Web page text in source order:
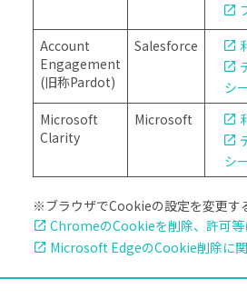
Account
Engagement
(旧称Pardot)
Salesforce
シ
Microsoft
Clarity
Microsoft
シ
※ブラウザでCookieの設定を変更す
ChromeのCookieを削除、許可等
Microsoft EdgeのCookie削除に